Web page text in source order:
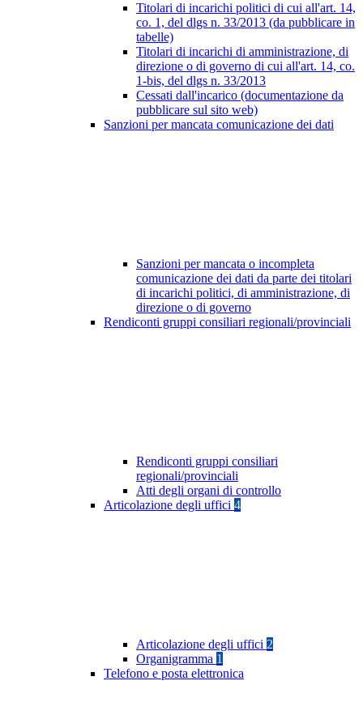
Titolari di incarichi politici di cui all'art. 14,
co. 1, del dlgs n. 33/2013 (da pubblicare in
tabelle)
Titolari di incarichi di amministrazione, di
direzione o di governo di cui all'art. 14, co.
1-bis, del dlgs n. 33/2013
Cessati dall'incarico (documentazione da
pubblicare sul sito web)
Sanzioni per mancata comunicazione dei dati
Sanzioni per mancata o incompleta
comunicazione dei dati da parte dei titolari
di incarichi politici, di amministrazione, di
direzione o di governo
Rendiconti gruppi consiliari regionali/provinciali
Rendiconti gruppi consiliari
regionali/provinciali
Atti degli organi di controllo
Articolazione degli uffici 4
Articolazione degli uffici 2
Organigramma 1
Telefono e posta elettronica